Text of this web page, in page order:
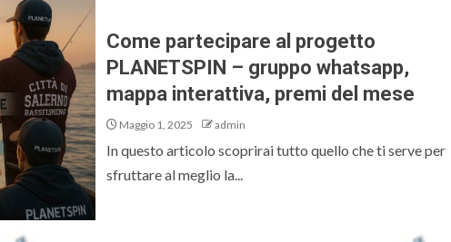
Come partecipare al progetto
PLANETSPIN – gruppo whatsapp,
mappa interattiva, premi del mese
Maggio 1, 2025 admin
In questo articolo scoprirai tutto quello che ti serve per
sfruttare al meglio la...